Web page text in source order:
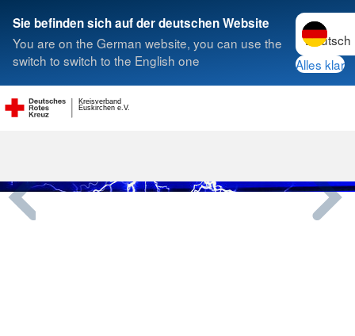
Sie befinden sich auf der deutschen Website
You are on the German website, you can use the
switch to switch to the English one
Sprache
Alles klar
Euskirchen e.V.
Kreisverband
Suche